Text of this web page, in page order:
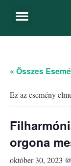
« Összes
Ez az esemény
orgona
október 30, 2023